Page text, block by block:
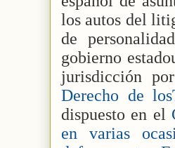
los autos del
de
gobierno
jurisdicción
Derecho de
dispuesto en el
en varias